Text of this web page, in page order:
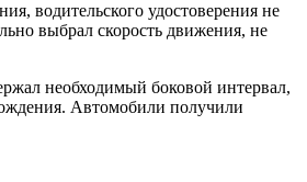
водительского удостоверения не
выбрал скорость движения, не
необходимый боковой интервал,
Автомобили получили